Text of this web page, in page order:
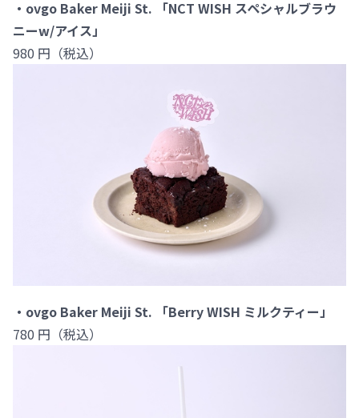
・ovgo Baker Meiji St. 「NCT WISH スペシャルブラウ
ニーw/アイス」
980 円（税込）
・ovgo Baker Meiji St. 「Berry WISH ミルクティー」
780 円（税込）